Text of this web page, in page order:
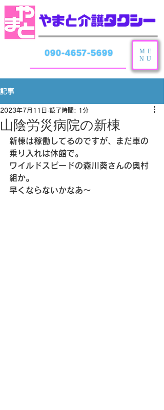
090-4657-5699
ME
NU
記事
山陰労災病院の新棟
2023年7月11日 読了時間: 1分
新棟は稼働してるのですが、まだ車の
乗り入れは休館で。
ワイルドスピードの森川葵さんの奥村
組か。
早くならないかなあ〜